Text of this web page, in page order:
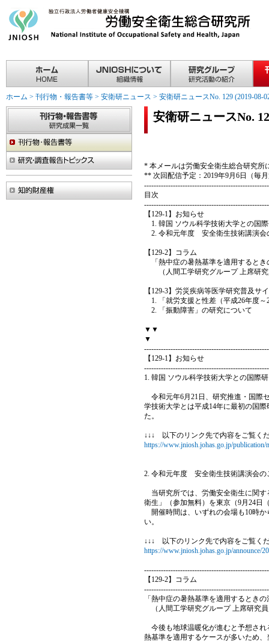
ホーム > 刊行物・報告書等 > 安衛研ニュース > 安衛研ニュースNo. 129 (2019-08-
安衛研ニュースNo.
* 本メールは労働安全衛生総合研究所
** 次回配信予定：2019年9月6日（毎
目次
【129-1】お知らせ
韓国 ソウル科学技術大学との国
令和元年度 安全衛生技術講演会
【129-2】コラム
「熱中症の暑熱基準を適用するとき
（人間工学研究グループ 上席研
【129-3】労災疾病等医学研究普及サ
「就労支援と性差（平成26年度
「振動障害」の研究について
▼▼
▼
【129-1】お知らせ
1. 韓国 ソウル科学技術大学との国際
令和元年6月21日、研究推進・国際
学技術大学とは平成14年に最初の国
た。
↓↓↓ 以下のリンク先で内容をご覧く
https://www.jniosh.johas.go.jp/publication/
2. 令和元年度 安全衛生技術講演会の
当研究所では、労働安全衛生に関す
衛生」（参加無料）を東京（9月24日
開催時間は、いずれの会場も10時か
い。
↓↓↓ 以下のリンク先で内容をご覧く
https://www.jniosh.johas.go.jp/announce/
【129-2】コラム
「熱中症の暑熱基準を適用するとき
（人間工学研究グループ 上席研
今後も地球温暖化が進むと予想され
熱基準を適用するケースが多いため